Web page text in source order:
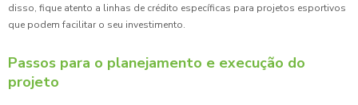
disso, fique atento a linhas de crédito específicas para projetos esportivos
que podem facilitar o seu investimento.
Passos para o planejamento e execução do
projeto